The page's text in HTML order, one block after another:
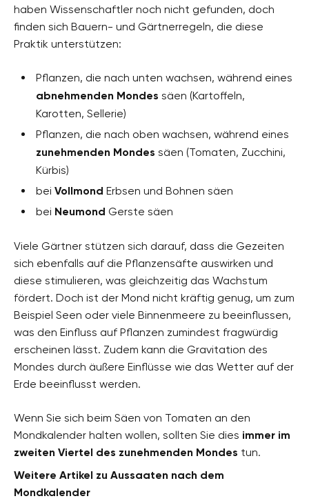
haben Wissenschaftler noch nicht gefunden, doch
finden sich Bauern- und Gärtnerregeln, die diese
Praktik unterstützen:
Pflanzen, die nach unten wachsen, während eines
abnehmenden Mondes säen (Kartoffeln,
Karotten, Sellerie)
Pflanzen, die nach oben wachsen, während eines
zunehmenden Mondes säen (Tomaten, Zucchini,
Kürbis)
bei Vollmond Erbsen und Bohnen säen
bei Neumond Gerste säen
Viele Gärtner stützen sich darauf, dass die Gezeiten
sich ebenfalls auf die Pflanzensäfte auswirken und
diese stimulieren, was gleichzeitig das Wachstum
fördert. Doch ist der Mond nicht kräftig genug, um zum
Beispiel Seen oder viele Binnenmeere zu beeinflussen,
was den Einfluss auf Pflanzen zumindest fragwürdig
erscheinen lässt. Zudem kann die Gravitation des
Mondes durch äußere Einflüsse wie das Wetter auf der
Erde beeinflusst werden.
Wenn Sie sich beim Säen von Tomaten an den
Mondkalender halten wollen, sollten Sie dies immer im
zweiten Viertel des zunehmenden Mondes tun.
Weitere Artikel zu Aussaaten nach dem
Mondkalender